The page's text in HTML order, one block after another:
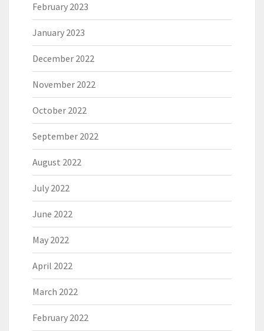
February 2023
January 2023
December 2022
November 2022
October 2022
September 2022
August 2022
July 2022
June 2022
May 2022
April 2022
March 2022
February 2022